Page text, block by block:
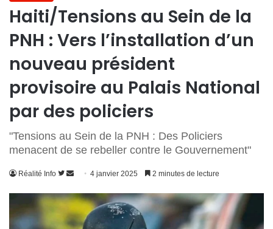
Haiti/Tensions au Sein de la
PNH : Vers l’installation d’un
nouveau président
provisoire au Palais National
par des policiers
"Tensions au Sein de la PNH : Des Policiers
menacent de se rebeller contre le Gouvernement"
Réalité Info
Suivre
Twitter
Envoyer
courriel
4 janvier 2025 2 minutes de lecture